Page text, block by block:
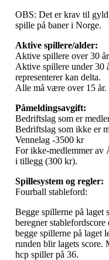
OBS: Det er krav til
spille på baner i Norge.
Aktive spillere/alder:
Aktive spillere over 30
Aktive spillere under 30
representerer kan delta.
Alle må være over 15 år.
Påmeldingsavgift:
Bedriftslag som er
Bedriftslag som ikke er
Vennelag -3500 kr
For ikke-medlemmer av
i tillegg (300 kr).
Spillesystem og regler:
Fourball stableford:
Begge spillerne på
beregner
begge spillerne på laget
runden blir lagets score.
hcp spiller på 36.